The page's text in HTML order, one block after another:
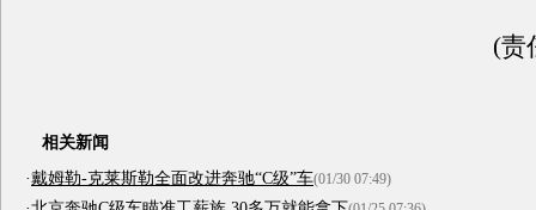
(责
相关新闻
·戴姆勒-克莱斯勒全面改进奔驰“C级”车(01/30 07:49)